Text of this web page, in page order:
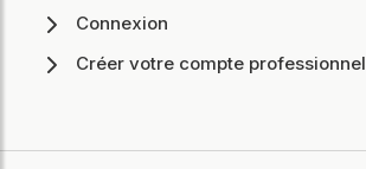
Connexion
Créer votre compte professionnel